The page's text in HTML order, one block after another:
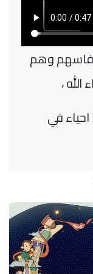
وهم
،
احياء في